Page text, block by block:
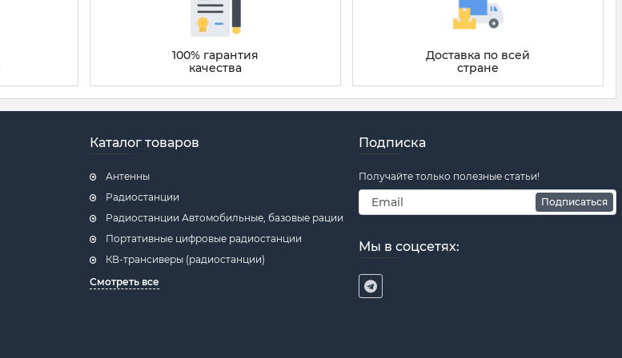
100% гарантия
качества
Доставка по всей
стране
Каталог товаров
Антенны
Радиостанции
Радиостанции Автомобильные, базовые рации
Портативные цифровые радиостанции
КВ-трансиверы (радиостанции)
Смотреть все
Подписка
Получайте только полезные статьи!
Подписаться
Мы в соцсетях: